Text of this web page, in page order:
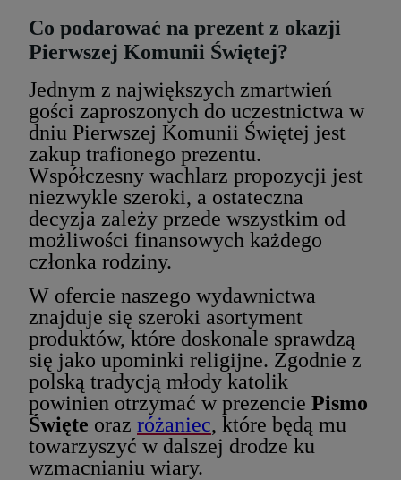
Co podarować na prezent z okazji
Pierwszej Komunii Świętej?
Jednym z największych zmartwień
gości zaproszonych do uczestnictwa w
dniu Pierwszej Komunii Świętej jest
zakup trafionego prezentu.
Współczesny wachlarz propozycji jest
niezwykle szeroki, a ostateczna
decyzja zależy przede wszystkim od
możliwości finansowych każdego
członka rodziny.
W ofercie naszego wydawnictwa
znajduje się szeroki asortyment
produktów, które doskonale sprawdzą
się jako upominki religijne. Zgodnie z
polską tradycją młody katolik
powinien otrzymać w prezencie Pismo
Święte oraz różaniec, które będą mu
towarzyszyć w dalszej drodze ku
wzmacnianiu wiary.